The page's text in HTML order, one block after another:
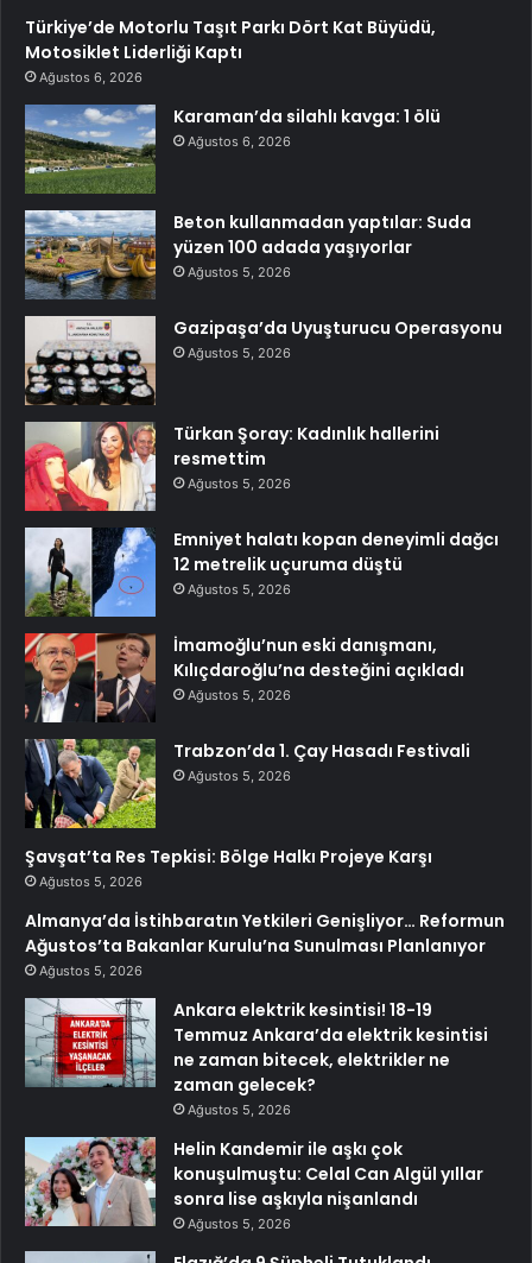
Türkiye’de Motorlu Taşıt Parkı Dört Kat Büyüdü,
Motosiklet Liderliği Kaptı
Ağustos 6, 2026
Karaman’da silahlı kavga: 1 ölü
Ağustos 6, 2026
Beton kullanmadan yaptılar: Suda
yüzen 100 adada yaşıyorlar
Ağustos 5, 2026
Gazipaşa’da Uyuşturucu Operasyonu
Ağustos 5, 2026
Türkan Şoray: Kadınlık hallerini
resmettim
Ağustos 5, 2026
Emniyet halatı kopan deneyimli dağcı
12 metrelik uçuruma düştü
Ağustos 5, 2026
İmamoğlu’nun eski danışmanı,
Kılıçdaroğlu’na desteğini açıkladı
Ağustos 5, 2026
Trabzon’da 1. Çay Hasadı Festivali
Ağustos 5, 2026
Şavşat’ta Res Tepkisi: Bölge Halkı Projeye Karşı
Ağustos 5, 2026
Almanya’da İstihbaratın Yetkileri Genişliyor… Reformun
Ağustos’ta Bakanlar Kurulu’na Sunulması Planlanıyor
Ağustos 5, 2026
Ankara elektrik kesintisi! 18-19
Temmuz Ankara’da elektrik kesintisi
ne zaman bitecek, elektrikler ne
zaman gelecek?
Ağustos 5, 2026
Helin Kandemir ile aşkı çok
konuşulmuştu: Celal Can Algül yıllar
sonra lise aşkıyla nişanlandı
Ağustos 5, 2026